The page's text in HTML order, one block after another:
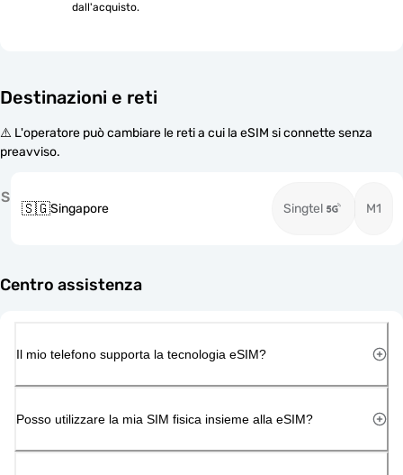
dall'acquisto.
Destinazioni e reti
⚠️ L'operatore può cambiare le reti a cui la eSIM si connette senza
preavviso.
S
🇸🇬Singapore Singtel M1
Centro assistenza
Il mio telefono supporta la tecnologia eSIM?
Posso utilizzare la mia SIM fisica insieme alla eSIM?